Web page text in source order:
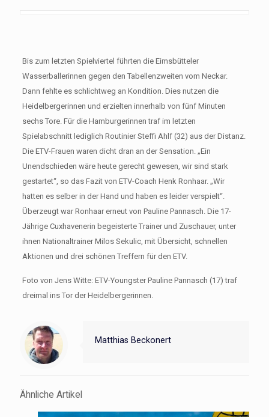
Bis zum letzten Spielviertel führten die Eimsbütteler
Wasserballerinnen gegen den Tabellenzweiten vom Neckar.
Dann fehlte es schlichtweg an Kondition. Dies nutzen die
Heidelbergerinnen und erzielten innerhalb von fünf Minuten
sechs Tore. Für die Hamburgerinnen traf im letzten
Spielabschnitt lediglich Routinier Steffi Ahlf (32) aus der Distanz.
Die ETV-Frauen waren dicht dran an der Sensation. „Ein
Unendschieden wäre heute gerecht gewesen, wir sind stark
gestartet“, so das Fazit von ETV-Coach Henk Ronhaar. „Wir
hatten es selber in der Hand und haben es leider verspielt“.
Überzeugt war Ronhaar erneut von Pauline Pannasch. Die 17-
Jährige Cuxhavenerin begeisterte Trainer und Zuschauer, unter
ihnen Nationaltrainer Milos Sekulic, mit Übersicht, schnellen
Aktionen und drei schönen Treffern für den ETV.
Foto von Jens Witte: ETV-Youngster Pauline Pannasch (17) traf
dreimal ins Tor der Heidelbergerinnen.
Matthias Beckonert
Ähnliche Artikel